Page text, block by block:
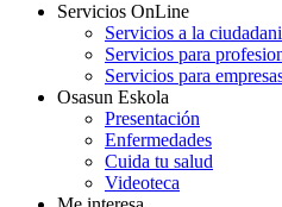
Servicios OnLine
Servicios a la
Servicios para
Servicios para
Osasun Eskola
Presentación
Enfermedades
Cuida tu salud
Videoteca